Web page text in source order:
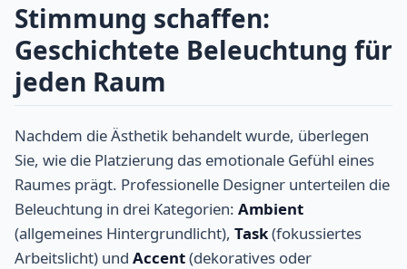
Stimmung schaffen:
Geschichtete Beleuchtung für
jeden Raum
Nachdem die Ästhetik behandelt wurde, überlegen
Sie, wie die Platzierung das emotionale Gefühl eines
Raumes prägt. Professionelle Designer unterteilen die
Beleuchtung in drei Kategorien: Ambient
(allgemeines Hintergrundlicht), Task(fokussiertes
Arbeitslicht) und Accent(dekoratives oder